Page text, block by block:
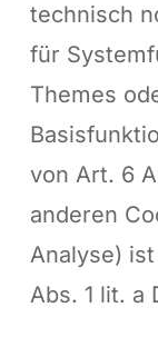
technisch
für
Themes
von Art. 6
anderen
Analyse)
Abs. 1 lit. a